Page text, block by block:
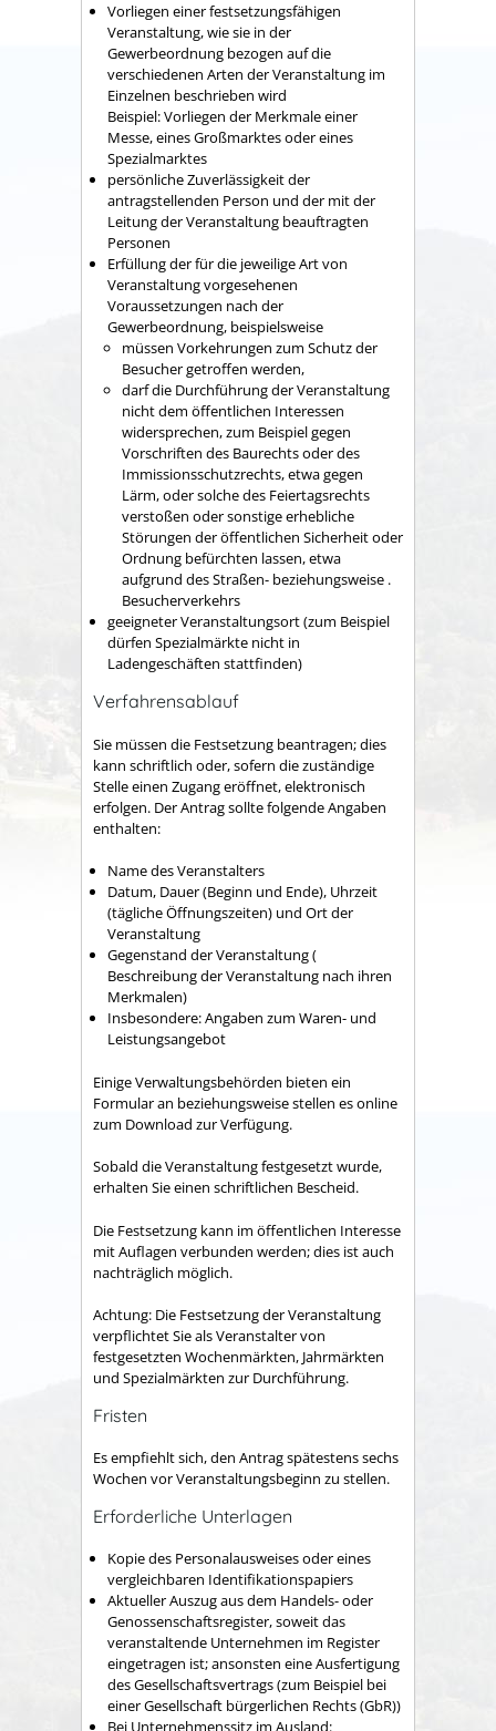
Vorliegen einer festsetzungsfähigen
Veranstaltung, wie sie in der
Gewerbeordnung bezogen auf die
verschiedenen Arten der Veranstaltung im
Einzelnen beschrieben wird
Beispiel: Vorliegen der Merkmale einer
Messe, eines Großmarktes oder eines
Spezialmarktes
persönliche Zuverlässigkeit der
antragstellenden Person und der mit der
Leitung der Veranstaltung beauftragten
Personen
Erfüllung der für die jeweilige Art von
Veranstaltung vorgesehenen
Voraussetzungen nach der
Gewerbeordnung, beispielsweise
müssen Vorkehrungen zum Schutz der
Besucher getroffen werden,
darf die Durchführung der Veranstaltung
nicht dem öffentlichen Interessen
widersprechen, zum Beispiel gegen
Vorschriften des Baurechts oder des
Immissionsschutzrechts, etwa gegen
Lärm, oder solche des Feiertagsrechts
verstoßen oder sonstige erhebliche
Störungen der öffentlichen Sicherheit oder
Ordnung befürchten lassen, etwa
aufgrund des Straßen- beziehungsweise .
Besucherverkehrs
geeigneter Veranstaltungsort (zum Beispiel
dürfen Spezialmärkte nicht in
Ladengeschäften stattfinden)
Verfahrensablauf
Sie müssen die Festsetzung beantragen; dies
kann schriftlich oder, sofern die zuständige
Stelle einen Zugang eröffnet, elektronisch
erfolgen. Der Antrag sollte folgende Angaben
enthalten:
Name des Veranstalters
Datum, Dauer (Beginn und Ende), Uhrzeit
(tägliche Öffnungszeiten) und Ort der
Veranstaltung
Gegenstand der Veranstaltung (
Beschreibung der Veranstaltung nach ihren
Merkmalen)
Insbesondere: Angaben zum Waren- und
Leistungsangebot
Einige Verwaltungsbehörden bieten ein
Formular an beziehungsweise stellen es online
zum Download zur Verfügung.
Sobald die Veranstaltung festgesetzt wurde,
erhalten Sie einen schriftlichen Bescheid.
Die Festsetzung kann im öffentlichen Interesse
mit Auflagen verbunden werden; dies ist auch
nachträglich möglich.
Achtung: Die Festsetzung der Veranstaltung
verpflichtet Sie als Veranstalter von
festgesetzten Wochenmärkten, Jahrmärkten
und Spezialmärkten zur Durchführung.
Fristen
Es empfiehlt sich, den Antrag spätestens sechs
Wochen vor Veranstaltungsbeginn zu stellen.
Erforderliche Unterlagen
Kopie des Personalausweises oder eines
vergleichbaren Identifikationspapiers
Aktueller Auszug aus dem Handels- oder
Genossenschaftsregister, soweit das
veranstaltende Unternehmen im Register
eingetragen ist; ansonsten eine Ausfertigung
des Gesellschaftsvertrags (zum Beispiel bei
einer Gesellschaft bürgerlichen Rechts (GbR))